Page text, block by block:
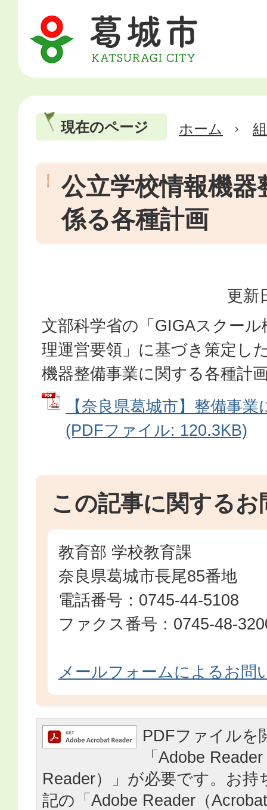
現在のページ ホーム
公立学校情報機器
係る各種計画
更新
文部科学省の「GIGAスクール
理運営要領」に基づき策定し
機器整備事業に関する各種計
【奈良県葛城市】整備事
(PDFファイル: 120.3KB)
この記事に関するお
教育部 学校教育課
奈良県葛城市長尾85番地
電話番号：0745-44-5108
ファクス番号：0745-48-
メールフォームによるお問
PDFファイルを
「Adobe
Reader）」が必要です。お持
記の「Adobe Reader（